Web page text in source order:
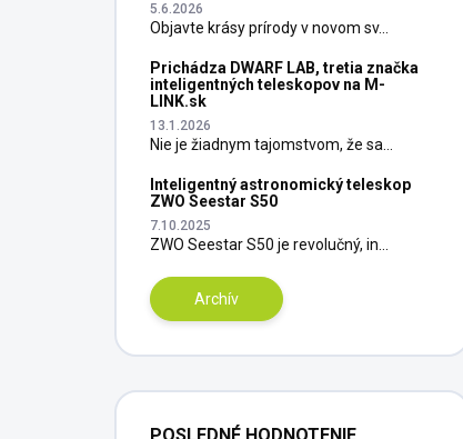
5.6.2026
Objavte krásy prírody v novom sv...
Prichádza DWARF LAB, tretia značka
inteligentných teleskopov na M-
LINK.sk
13.1.2026
Nie je žiadnym tajomstvom, že sa...
Inteligentný astronomický teleskop
ZWO Seestar S50
7.10.2025
ZWO Seestar S50 je revolučný, in...
Archív